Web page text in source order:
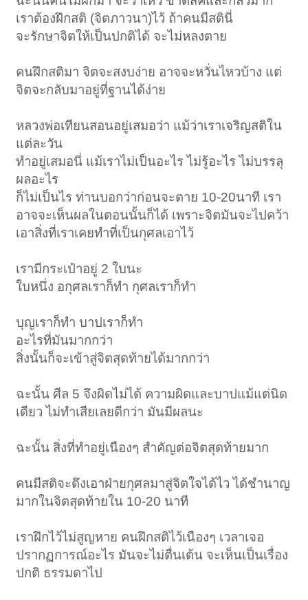
เราต้องฝึกสติ (จิตภาวนา)ไว้ ถ้าคนมีสตินี่
จะรักษาจิตให้เป็นปกติได้ จะไม่หลงตาย
คนฝึกสติมา จิตจะสงบง่าย อาจจะหวั่นไหวบ้าง แต่
จิตจะกลับมาอยู่ที่ฐานได้ง่าย
หลวงพ่อเทียนสอนอยู่เสมอว่า แม้ว่าเราเจริญสติใน
แต่ละวัน
ทำอยู่เสมอนี่ แม้เราไม่เป็นอะไร ไม่รู้อะไร ไม่บรรลุ
ผลอะไร
ก็ไม่เป็นไร ท่านบอกว่าก่อนจะตาย 10-20นาที เรา
อาจจะเห็นผลในตอนนั้นก็ได้ เพราะจิตมันจะไปคว้า
เอาสิ่งที่เราเคยทำที่เป็นกุศลเอาไว้
เรามีกระเป๋าอยู่ 2 ใบนะ
ใบหนึ่ง อกุศลเราก็ทำ กุศลเราก็ทำ
บุญเราก็ทำ บาปเราก็ทำ
อะไรที่มันมากกว่า
สิ่งนั้นก็จะเข้าสู่จิตสุดท้ายได้มากกว่า
ฉะนั้น ศีล 5 จึงผิดไม่ได้ ความผิดและบาปแม้แต่นิด
เดียว ไม่ทำเสียเลยดีกว่า มันมีผลนะ
ฉะนั้น สิ่งที่ทำอยู่เนืองๆ สำคัญต่อจิตสุดท้ายมาก
คนมีสติจะดึงเอาฝ่ายกุศลมาสู่จิตใจได้ไว ได้ชำนาญ
มากในจิตสุดท้ายใน 10-20 นาที
เราฝึกไว้ไม่สูญหาย คนฝึกสติไว้เนืองๆ เวลาเจอ
ปรากฏการณ์อะไร มันจะไม่ตื่นเต้น จะเห็นเป็นเรื่อง
ปกติ ธรรมดาไป